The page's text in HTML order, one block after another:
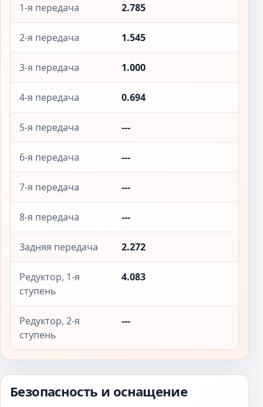
1-я передача 2.785
2-я передача 1.545
3-я передача 1.000
4-я передача 0.694
5-я передача ---
6-я передача ---
7-я передача ---
8-я передача ---
Задняя передача 2.272
Редуктор, 1-я
ступень
4.083
Редуктор, 2-я
ступень
---
Безопасность и оснащение